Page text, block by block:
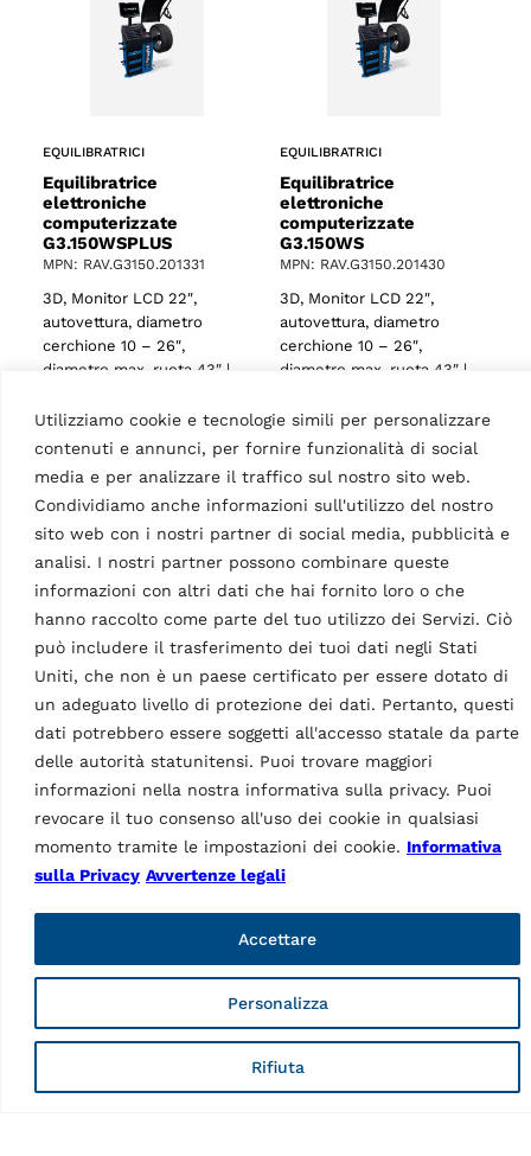
Utilizziamo cookie e tecnologie simili per personalizzare
contenuti e annunci, per fornire funzionalità di social
media e per analizzare il traffico sul nostro sito web.
Condividiamo anche informazioni sull'utilizzo del nostro
sito web con i nostri partner di social media, pubblicità e
analisi. I nostri partner possono combinare queste
informazioni con altri dati che hai fornito loro o che
hanno raccolto come parte del tuo utilizzo dei Servizi. Ciò
può includere il trasferimento dei tuoi dati negli Stati
Uniti, che non è un paese certificato per essere dotato di
un adeguato livello di protezione dei dati. Pertanto, questi
dati potrebbero essere soggetti all'accesso statale da parte
delle autorità statunitensi. Puoi trovare maggiori
informazioni nella nostra informativa sulla privacy. Puoi
revocare il tuo consenso all'uso dei cookie in qualsiasi
momento tramite le impostazioni dei cookie. Informativa
sulla Privacy Avvertenze legali
Personalizza
Rifiuta
Accettare
EQUILIBRATRICI
Equilibratrice
elettroniche
computerizzate
G3.150WSPLUS
MPN: RAV.G3150.201331
3D, Monitor LCD 22″,
autovettura, diametro
cerchione 10 – 26″,
diametro max. ruota 43″ |
EQUILIBRATRICI
Equilibratrice
elettroniche
computerizzate
G3.150WS
MPN: RAV.G3150.201430
3D, Monitor LCD 22″,
autovettura, diametro
cerchione 10 – 26″,
diametro max. ruota 43″ |
EQUILIBRATRICI
Equilibratrice
elettroniche
computerizzate G3.150S
MPN: RAV.G3150.201539
3D, Monitor LCD 22″,
autovettura, diametro
cerchione 10 – 26″,
Blu (RAL 5005)
EQUILIBRATRICI
Equilibratrice
elettroniche
computerizzate G3.150
MPN: RAV.G3150.201584
3D, Monitor LCD 22″,
autovettura, diametro
cerchione 10 – 26″,
diametro max. ruota 43″ |
Dati Tecnici